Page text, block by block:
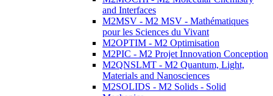
and Interfaces
M2MSV - M2 MSV - Mathématiques
pour les Sciences du Vivant
M2OPTIM - M2 Optimisation
M2PIC - M2 Projet Innovation Conception
M2QNSLMT - M2 Quantum, Light,
Materials and Nanosciences
M2SOLIDS - M2 Solids - Solid